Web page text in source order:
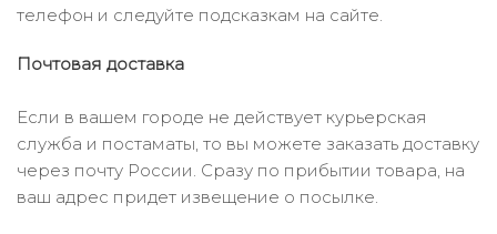
телефон и следуйте подсказкам на сайте.
Почтовая доставка
Если в вашем городе не действует курьерская
служба и постаматы, то вы можете заказать доставку
через почту России. Сразу по прибытии товара, на
ваш адрес придет извещение о посылке.